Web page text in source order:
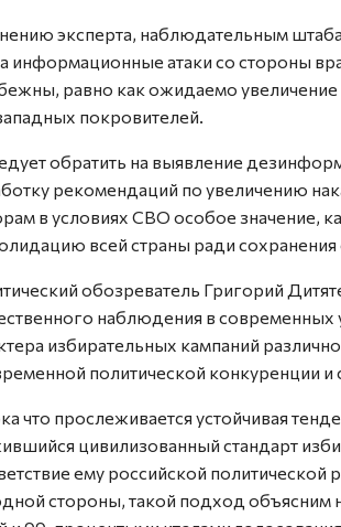
эксперта, наблюдательным
информационные атаки со стороны
равно как ожидаемо
покровителей.
обратить на выявление
рекомендаций по увеличению
в условиях СВО особое
всей страны ради
обозреватель Григорий
наблюдения в
избирательных кампаний
политической конкуренции
что прослеживается устойчивая
цивилизованный стандарт
ему российской политической
стороны, такой подход